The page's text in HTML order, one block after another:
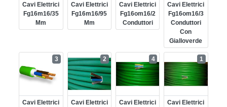
Cavi Elettrici
Fg16m16/35
Mm
Cavi Elettrici
Fg16m16/95
Mm
Cavi Elettrici
Fg16om16/2
Conduttori
Cavi Elettrici
Fg16om16/3
Conduttori
Con
Gialloverde
Cavi Elettrici
3
Cavi Elettrici
2
Cavi Elettrici
4
Cavi Elettrici
1